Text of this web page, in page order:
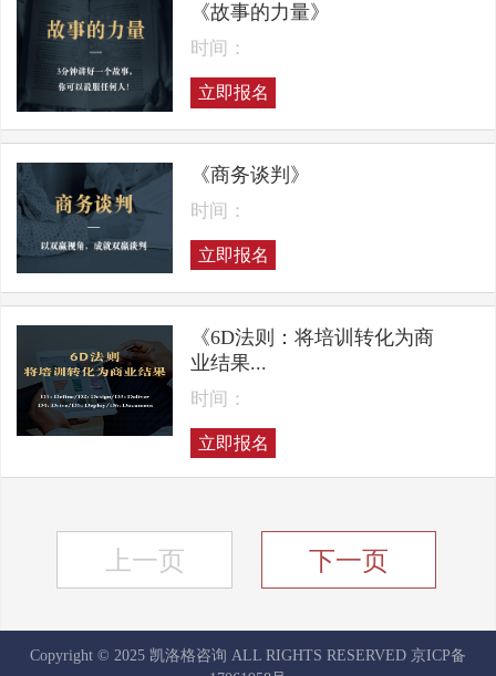
《故事的力量》
时间：
立即报名
《商务谈判》
时间：
立即报名
《6D法则：将培训转化为商
业结果...
时间：
立即报名
上一页 下一页
Copyright © 2025 凯洛格咨询 ALL RIGHTS RESERVED 京ICP备